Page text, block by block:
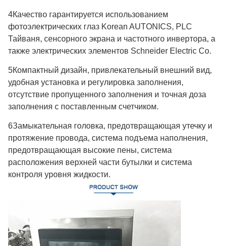
4Качество гарантируется использованием
фотоэлектрических глаз Korean AUTONICS, PLC
Тайваня, сенсорного экрана и частотного инвертора, а
также электрических элементов Schneider Electric Co.
5Компактный дизайн, привлекательный внешний вид,
удобная установка и регулировка заполнения,
отсутствие пропущенного заполнения и точная доза
заполнения с поставленным счетчиком.
6Замыкательная головка, предотвращающая утечку и
протяжение провода, система подъема наполнения,
предотвращающая высокие пены, система
расположения верхней части бутылки и система
контроля уровня жидкости.